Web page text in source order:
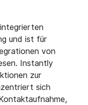
und ist für
von
Instantly
zur
sich